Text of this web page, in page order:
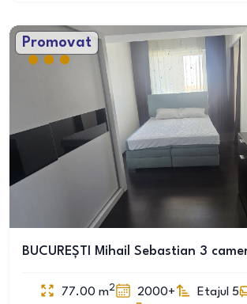
Promovat
BUCUREȘTI Mihail Sebastian 3
77.00 m2 2000+ Etajul 5